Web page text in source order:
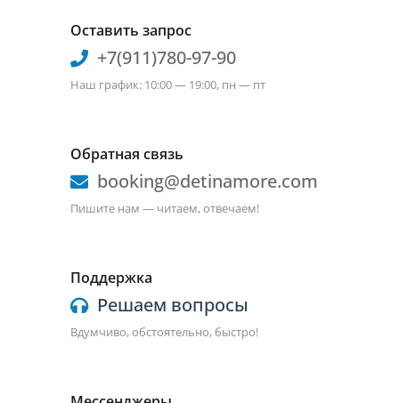
Оставить запрос
+7(911)780-97-90
Наш график: 10:00 — 19:00, пн — пт
Обратная связь
booking@detinamore.com
Пишите нам — читаем, отвечаем!
Поддержка
Решаем вопросы
Вдумчиво, обстоятельно, быстро!